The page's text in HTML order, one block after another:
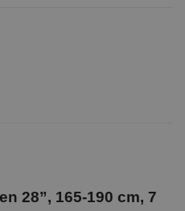
28”, 165-190 cm, 7